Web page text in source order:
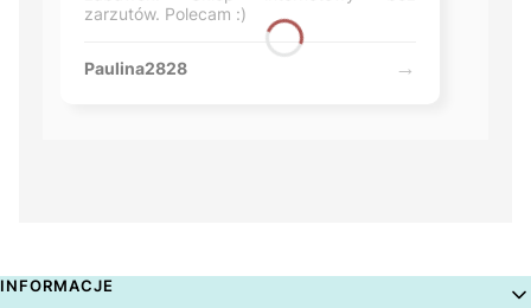
zarzutów. Polecam :)
Paulina2828
Linki w stopce
INFORMACJE